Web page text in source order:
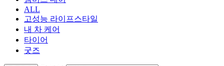
ALL
고성능 라이프스타일
내 차 케어
타이어
굿즈